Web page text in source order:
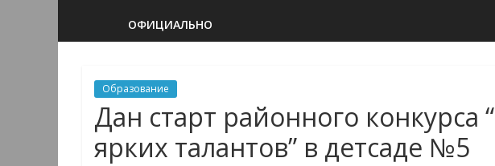
ОФИЦИАЛЬНО
Образование
Дан старт районного конкурса
ярких талантов” в детсаде №5